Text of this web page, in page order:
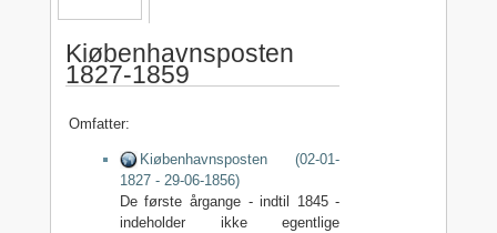
Kiøbenhavnsposten
1827-1859
Omfatter:
Kiøbenhavnsposten (02-01-
1827 - 29-06-1856)
De første årgange - indtil 1845 -
indeholder ikke egentlige